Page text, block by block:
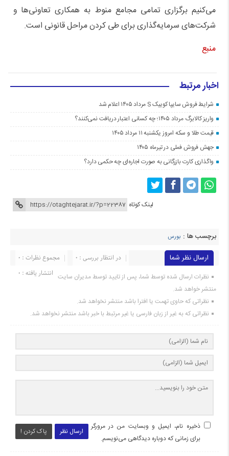
می‌کنیم برگزاری تمامی مجامع منوط به همکاری تعاونی‌ها و
شرکت‌های سرمایه‌گذاری برای طی کردن مراحل قانونی است.
منبع
اخبار مرتبط
شرایط فروش سایپا کوییک S مرداد ۱۴۰۵ اعلام شد
واریز کالابرگ مرداد ۱۴۰۵؛ چه کسانی اعتبار دریافت نمی‌کنند؟
قیمت طلا و سکه امروز یکشنبه ۱۱ مرداد ۱۴۰۵
جهش فروش فملی در تیرماه ۱۴۰۵
واگذاری کارت بازرگانی به صورت اجاره‌ای چه حکمی دارد؟
لینک کوتاه
برچسب ها : بورس
ارسال نظر شما مجموع نظرات : 0
در انتظار بررسی : 0
انتشار یافته : 0 نظرات ارسال شده توسط شما، پس از تایید توسط مدیران سایت
منتشر خواهد شد.
نظراتی که حاوی تهمت یا افترا باشد منتشر نخواهد شد.
نظراتی که به غیر از زبان فارسی یا غیر مرتبط با خبر باشد منتشر نخواهد شد.
ارسال نظر پاک کردن !
ذخیره نام، ایمیل و وبسایت من در مرورگر
برای زمانی که دوباره دیدگاهی می‌نویسم.